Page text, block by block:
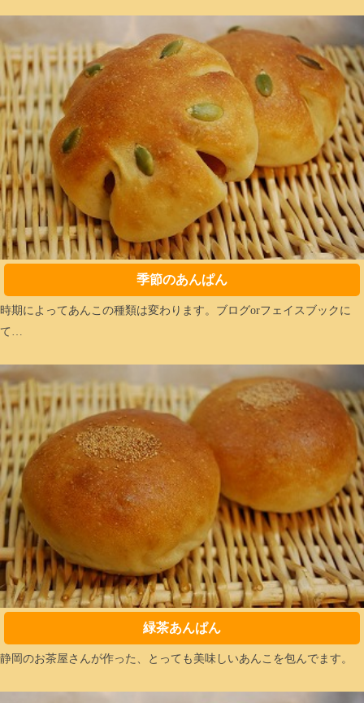
季節のあんぱん
時期によってあんこの種類は変わります。ブログorフェイスブックに
て…
緑茶あんぱん
静岡のお茶屋さんが作った、とっても美味しいあんこを包んでます。